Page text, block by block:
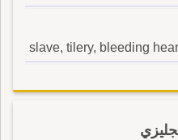
slave, tilery, bleeding